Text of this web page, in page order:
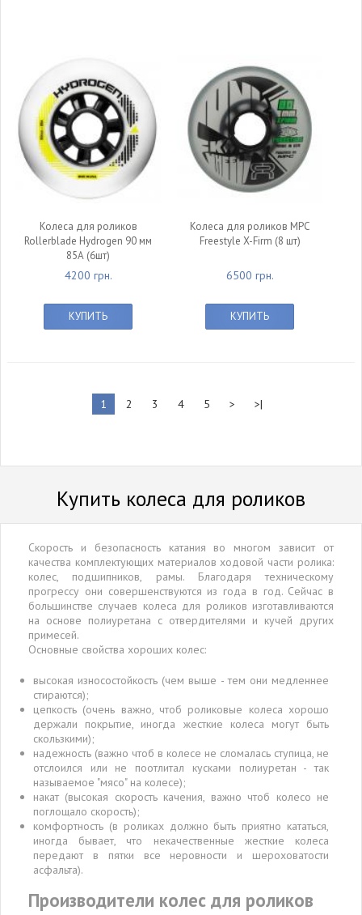
Колеса для роликов
Rollerblade Hydrogen 90 мм
85А (6шт)
4200 грн.
КУПИТЬ
Колеса для роликов MPC
Freestyle X-Firm (8 шт)
6500 грн.
КУПИТЬ
1 2 3 4 5 > >|
Купить колеса для роликов
Скорость и безопасность катания во многом зависит от
качества комплектующих материалов ходовой части ролика:
колес, подшипников, рамы. Благодаря техническому
прогрессу они совершенствуются из года в год. Сейчас в
большинстве случаев колеса для роликов изготавливаются
на основе полиуретана с отвердителями и кучей других
примесей.
Основные свойства хороших колес:
высокая износостойкость (чем выше - тем они медленнее
стираются);
цепкость (очень важно, чтоб роликовые колеса хорошо
держали покрытие, иногда жесткие колеса могут быть
скользкими);
надежность (важно чтоб в колесе не сломалась ступица, не
отслоился или не поотлитал кусками полиуретан - так
называемое "мясо" на колесе);
накат (высокая скорость качения, важно чтоб колесо не
поглощало скорость);
комфортность (в роликах должно быть приятно кататься,
иногда бывает, что некачественные жесткие колеса
передают в пятки все неровности и шероховатости
асфальта).
Производители колес для роликов